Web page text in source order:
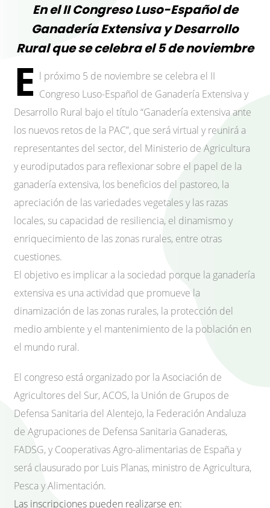
En el II Congreso Luso-Español de
Ganadería Extensiva y Desarrollo
Rural que se celebra el 5 de noviembre
E l próximo 5 de noviembre se celebra el II
Congreso Luso-Español de Ganadería Extensiva y
Desarrollo Rural bajo el título “Ganadería extensiva ante
los nuevos retos de la PAC”, que será virtual y reunirá a
representantes del sector, del Ministerio de Agricultura
y eurodiputados para reflexionar sobre el papel de la
ganadería extensiva, los beneficios del pastoreo, la
apreciación de las variedades vegetales y las razas
locales, su capacidad de resiliencia, el dinamismo y
enriquecimiento de las zonas rurales, entre otras
cuestiones.
El objetivo es implicar a la sociedad porque la ganadería
extensiva es una actividad que promueve la
dinamización de las zonas rurales, la protección del
medio ambiente y el mantenimiento de la población en
el mundo rural.
El congreso está organizado por la Asociación de
Agricultores del Sur, ACOS, la Unión de Grupos de
Defensa Sanitaria del Alentejo, la Federación Andaluza
de Agrupaciones de Defensa Sanitaria Ganaderas,
FADSG, y Cooperativas Agro-alimentarias de España y
será clausurado por Luis Planas, ministro de Agricultura,
Pesca y Alimentación.
Las inscripciones pueden realizarse en: